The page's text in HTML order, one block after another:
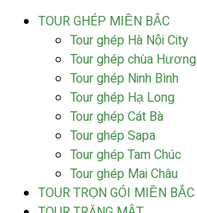
TOUR GHÉP MIỀN BẮC
Tour ghép Hà Nội City
Tour ghép chùa Hương
Tour ghép Ninh Bình
Tour ghép Hạ Long
Tour ghép Cát Bà
Tour ghép Sapa
Tour ghép Tam Chúc
Tour ghép Mai Châu
TOUR TRỌN GÓI MIỀN BẮC